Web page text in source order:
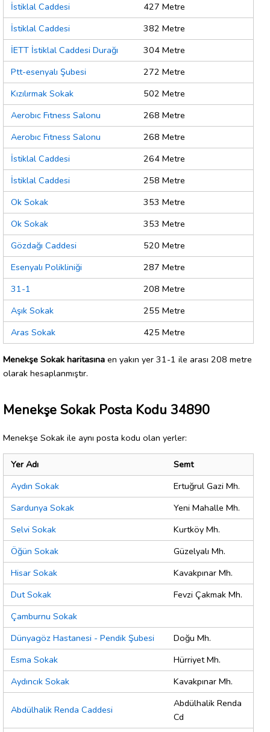
İstiklal Caddesi
427 Metre
İstiklal Caddesi
382 Metre
İETT İstiklal Caddesi Durağı
304 Metre
Ptt-esenyalı Şubesi
272 Metre
Kızılırmak Sokak
502 Metre
Aerobıc Fıtness Salonu
268 Metre
Aerobıc Fıtness Salonu
268 Metre
İstiklal Caddesi
264 Metre
İstiklal Caddesi
258 Metre
Ok Sokak
353 Metre
Ok Sokak
353 Metre
Gözdağı Caddesi
520 Metre
Esenyalı Polikliniği
287 Metre
31-1
208 Metre
Aşık Sokak
255 Metre
Aras Sokak
425 Metre
Menekşe Sokak haritasına en yakın yer 31-1 ile arası 208 metre
olarak hesaplanmıştır.
Menekşe Sokak Posta Kodu 34890
Menekşe Sokak ile aynı posta kodu olan yerler:
Yer Adı
Semt
Aydın Sokak
Ertuğrul Gazi Mh.
Sardunya Sokak
Yeni Mahalle Mh.
Selvi Sokak
Kurtköy Mh.
Öğün Sokak
Güzelyalı Mh.
Hisar Sokak
Kavakpınar Mh.
Dut Sokak
Fevzi Çakmak Mh.
Çamburnu Sokak
Dünyagöz Hastanesi - Pendik Şubesi
Doğu Mh.
Esma Sokak
Hürriyet Mh.
Aydıncık Sokak
Kavakpınar Mh.
Abdülhalik Renda Caddesi
Abdülhalik Renda
Cd